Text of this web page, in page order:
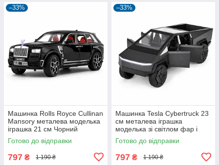
–33%
Машинка Rolls Royce Cullinan
Mansory металева моделька
іграшка 21 см Чорний
(61038)
Готово до відправки
797 ₴ 1 190 ₴
–33%
Машинка Tesla Cybertruck 23
см металева іграшка
моделька зі світлом фар і
звуком Чорний (61049)
Готово до відправки
797 ₴ 1 190 ₴